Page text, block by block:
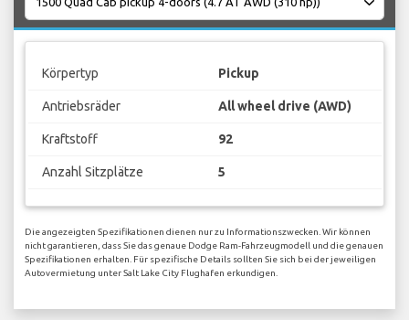
Körpertyp Pickup
Antriebsräder All wheel drive (AWD)
Kraftstoff 92
Anzahl Sitzplätze 5
Die angezeigten Spezifikationen dienen nur zu Informationszwecken. Wir können
nicht garantieren, dass Sie das genaue Dodge Ram-Fahrzeugmodell und die genauen
Spezifikationen erhalten. Für spezifische Details sollten Sie sich bei der jeweiligen
Autovermietung unter Salt Lake City Flughafen erkundigen.